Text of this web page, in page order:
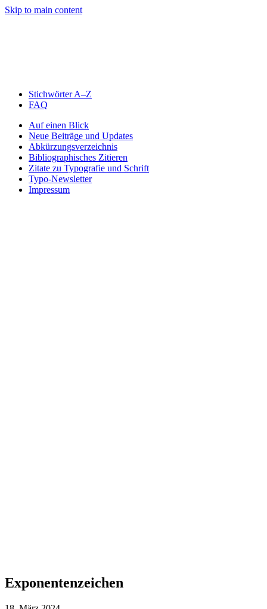
Skip to main content
Stichwörter A–Z
FAQ
Auf einen Blick
Neue Beiträge und Updates
Abkürzungsverzeichnis
Bibliographisches Zitieren
Zitate zu Typografie und Schrift
Typo-Newsletter
Impressum
Exponentenzeichen